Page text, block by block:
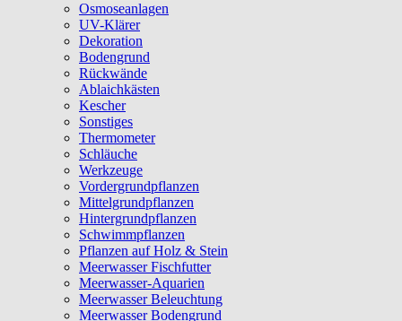
Osmoseanlagen
UV-Klärer
Dekoration
Bodengrund
Rückwände
Ablaichkästen
Kescher
Sonstiges
Thermometer
Schläuche
Werkzeuge
Vordergrundpflanzen
Mittelgrundpflanzen
Hintergrundpflanzen
Schwimmpflanzen
Pflanzen auf Holz & Stein
Meerwasser Fischfutter
Meerwasser-Aquarien
Meerwasser Beleuchtung
Meerwasser Bodengrund